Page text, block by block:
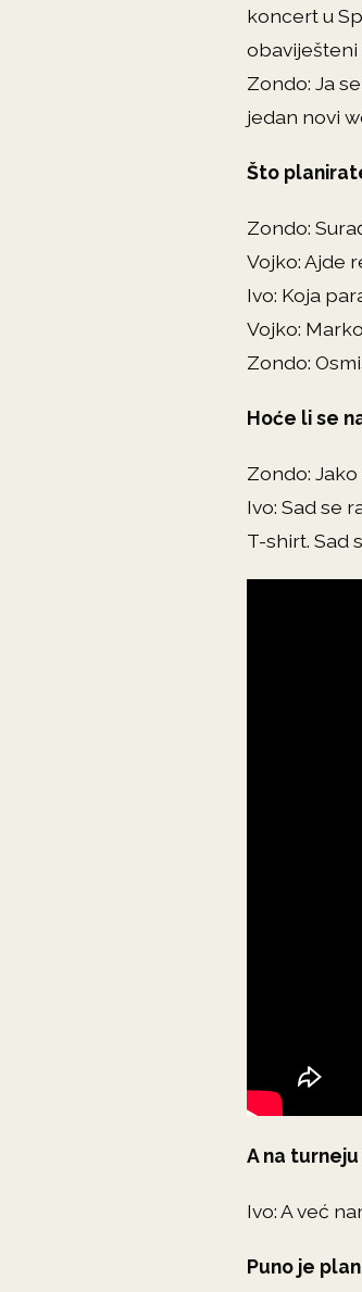
koncert u
obaviješteni
Zondo: Ja
jedan novi
Što
Zondo:
Vojko: Ajde
Ivo: Koja
Vojko:
Zondo:
Hoće li se
Zondo:
Ivo: Sad se
T-shirt. Sad
A na
Ivo: A već
Puno je